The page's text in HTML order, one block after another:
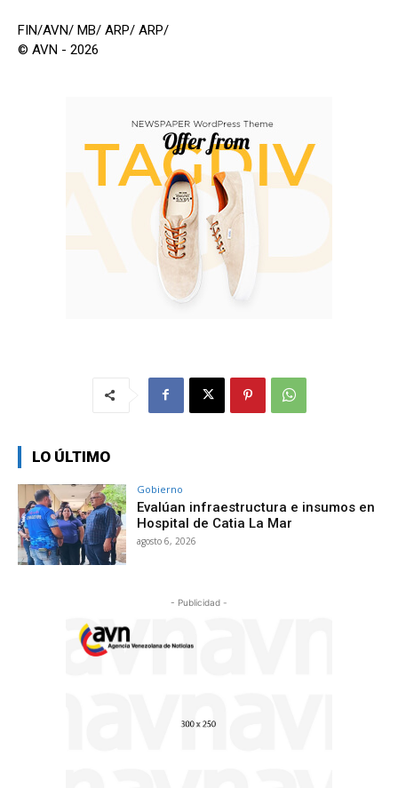
FIN/AVN/ MB/ ARP/ ARP/
© AVN - 2026
LO ÚLTIMO
Gobierno
Evalúan infraestructura e insumos en
Hospital de Catia La Mar
agosto 6, 2026
- Publicidad -